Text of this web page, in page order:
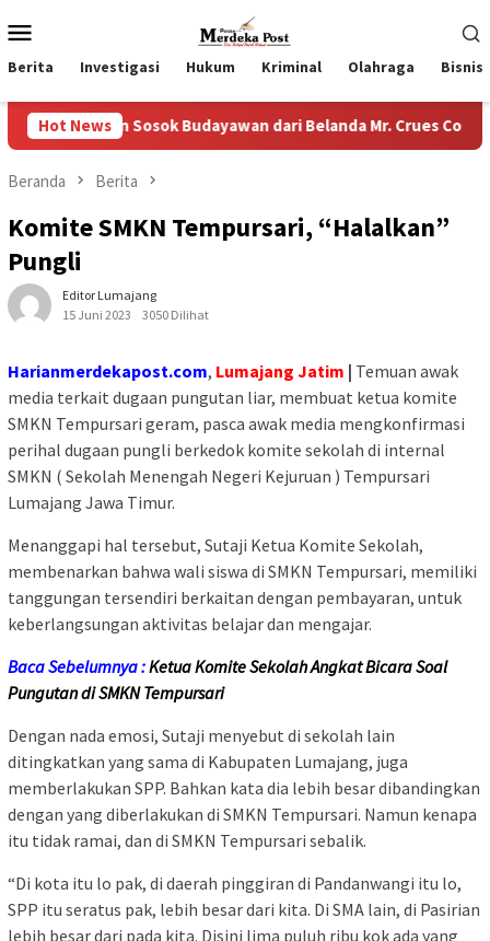
ke
kontenMobile
Berita Investigasi Hukum Kriminal Olahraga Bisnis
Hot News
Budayawan dari Belanda Mr. Crues Collen
Beranda Berita
Komite SMKN Tempursari, “Halalkan”
Pungli
Editor Lumajang
15 Juni 2023
3050 Dilihat
Harianmerdekapost.com, Lumajang Jatim | Temuan awak
media terkait dugaan pungutan liar, membuat ketua komite
SMKN Tempursari geram, pasca awak media mengkonfirmasi
perihal dugaan pungli berkedok komite sekolah di internal
SMKN ( Sekolah Menengah Negeri Kejuruan ) Tempursari
Lumajang Jawa Timur.
Menanggapi hal tersebut, Sutaji Ketua Komite Sekolah,
membenarkan bahwa wali siswa di SMKN Tempursari, memiliki
tanggungan tersendiri berkaitan dengan pembayaran, untuk
keberlangsungan aktivitas belajar dan mengajar.
Baca Sebelumnya :Ketua Komite Sekolah Angkat Bicara Soal
Pungutan di SMKN Tempursari
Dengan nada emosi, Sutaji menyebut di sekolah lain
ditingkatkan yang sama di Kabupaten Lumajang, juga
memberlakukan SPP. Bahkan kata dia lebih besar dibandingkan
dengan yang diberlakukan di SMKN Tempursari. Namun kenapa
itu tidak ramai, dan di SMKN Tempursari sebalik.
“Di kota itu lo pak, di daerah pinggiran di Pandanwangi itu lo,
SPP itu seratus pak, lebih besar dari kita. Di SMA lain, di Pasirian
lebih besar dari pada kita. Disini lima puluh ribu kok ada yang